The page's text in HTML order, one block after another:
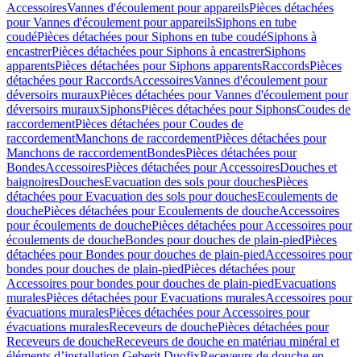
AccessoiresVannes d'écoulement pour appareilsPièces détachées
pour Vannes d'écoulement pour appareilsSiphons en tube
coudéPièces détachées pour Siphons en tube coudéSiphons à
encastrerPièces détachées pour Siphons à encastrerSiphons
apparentsPièces détachées pour Siphons apparentsRaccordsPièces
détachées pour RaccordsAccessoiresVannes d'écoulement pour
déversoirs murauxPièces détachées pour Vannes d'écoulement pour
déversoirs murauxSiphonsPièces détachées pour SiphonsCoudes de
raccordementPièces détachées pour Coudes de
raccordementManchons de raccordementPièces détachées pour
Manchons de raccordementBondesPièces détachées pour
BondesAccessoiresPièces détachées pour AccessoiresDouches et
baignoiresDouchesEvacuation des sols pour douchesPièces
détachées pour Evacuation des sols pour douchesEcoulements de
douchePièces détachées pour Ecoulements de doucheAccessoires
pour écoulements de douchePièces détachées pour Accessoires pour
écoulements de doucheBondes pour douches de plain-piedPièces
détachées pour Bondes pour douches de plain-piedAccessoires pour
bondes pour douches de plain-piedPièces détachées pour
Accessoires pour bondes pour douches de plain-piedEvacuations
muralesPièces détachées pour Evacuations muralesAccessoires pour
évacuations muralesPièces détachées pour Accessoires pour
évacuations muralesReceveurs de douchePièces détachées pour
Receveurs de doucheReceveurs de douche en matériau minéral et